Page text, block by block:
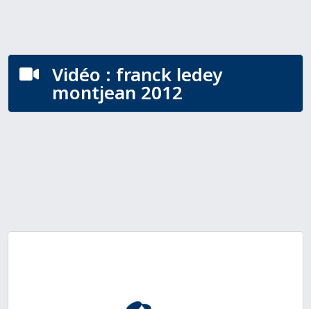
 Vidéo : franck ledey
montjean 2012